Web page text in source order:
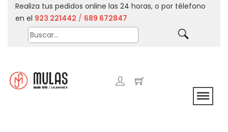
Realiza tus pedidos online las 24 horas, o por télefono
en el 923 221442 / 689 672847